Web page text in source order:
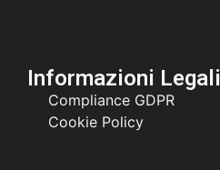
Informazioni Legali
Compliance GDPR
Cookie Policy